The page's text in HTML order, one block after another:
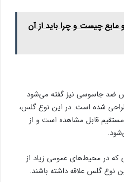
مایع چیست و چرا باید از آن
ضد جاسوسی نیز گفته می‌شود
شده است. در این نوع گلس،
قابل مشاهده است و از
که در محیط‌های عمومی زیاد از
نوع گلس علاقه داشته باشند.